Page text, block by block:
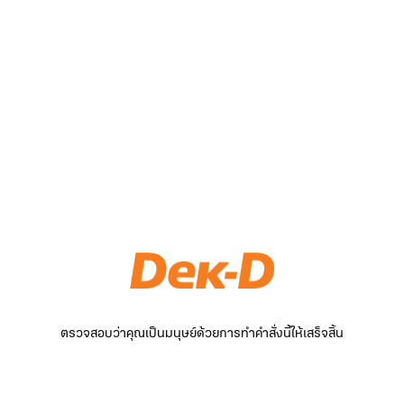
ตรวจสอบว่าคุณเป็นมนุษย์ด้วยการทำคำสั่งนี้ให้เสร็จสิ้น